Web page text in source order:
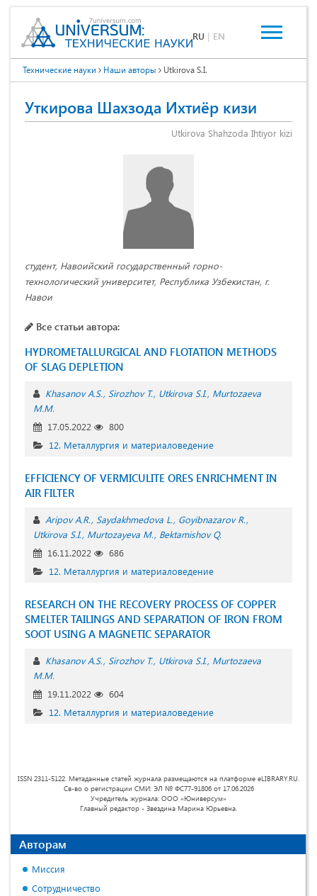
RU | EN
Технические науки Наши авторы Utkirova S.I.
Уткирова Шахзода Ихтиёр кизи
Utkirova Shahzoda Ihtiyor kizi
студент, Навоийский государственный горно-
технологический университет, Республика Узбекистан, г.
Навои
Все статьи автора:
HYDROMETALLURGICAL AND FLOTATION METHODS
OF SLAG DEPLETION
Khasanov A.S. Sirozhov T. Utkirova S.I. Murtozaeva
M.M.
17.05.2022
800
12. Металлургия и материаловедение
EFFICIENCY OF VERMICULITE ORES ENRICHMENT IN
AIR FILTER
Aripov A.R. Saydakhmedova L. Goyibnazarov R.
Utkirova S.I. Murtozayeva M. Bektamishov Q.
16.11.2022
686
12. Металлургия и материаловедение
RESEARCH ON THE RECOVERY PROCESS OF COPPER
SMELTER TAILINGS AND SEPARATION OF IRON FROM
SOOT USING A MAGNETIC SEPARATOR
Khasanov A.S. Sirozhov T. Utkirova S.I. Murtozaeva
M.M.
19.11.2022
604
12. Металлургия и материаловедение
ISSN 2311-5122. Метаданные статей журнала размещаются на платформе eLIBRARY.RU.
Св-во о регистрации СМИ: ЭЛ № ФС77-91806 от 17.06.2026
Учредитель журнала: ООО «Юниверсум»
Главный редактор - Звездина Марина Юрьевна.
Авторам
Миссия
Сотрудничество